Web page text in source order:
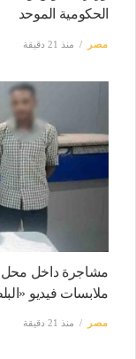
الحكومية الموحد
مصر منذ 21 دقيقة
ملابسات فيديو
مصر منذ 21 دقيقة